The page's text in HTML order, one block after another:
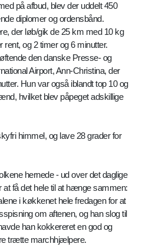
på afbud, blev der uddelt 450
diplomer og ordensbånd.
der løb/gik de 25 km med 10 kg
og 2 timer og 6 minutter.
den danske Presse- og
Airport, Ann-Christina, der
Hun var også iblandt top 10 og
hvilket blev påpeget adskillige
himmel, og lave 28 grader for
hernede - ud over det daglige
at få det hele til at hænge sammen:
i køkkenet hele fredagen for at
om aftenen, og han slog til
han kokkereret en god og
trætte marchhjælpere.